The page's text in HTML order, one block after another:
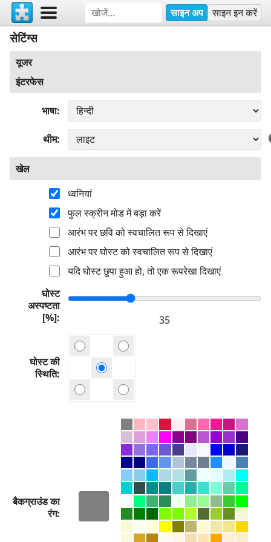
साइन अप साइन इन करें
सेटिंग्स
यूजर
इंटरफेस
भाषा
थीम
खेल
ध्वनियां
फुल स्क्रीन मोड में बड़ा करें
आरंभ पर छवि को स्वचालित रूप से दिखाएं
आरंभ पर घोस्ट को स्वचालित रूप से दिखाएं
यदि घोस्ट छुपा हुआ हो, तो एक रूपरेखा दिखाएं
घोस्ट
अस्पष्टता
[%]
घोस्ट की
स्थिति
बैकग्राउंड का
रंग